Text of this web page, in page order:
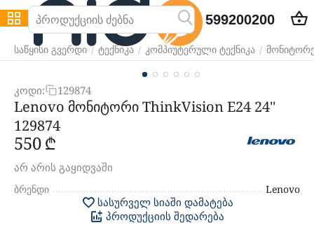
599200200
საწყისი გვერდი / ტექნიკა / კომპიუტერული ტექნიკა /
კოდი: 129874
Lenovo მონიტორი ThinkVision E24 24''
129874
‍550‍₾
არ არის გაყიდვაში
ბრენდი Lenovo
სასურველ სიაში დამატება
პროდუქციის შედარება